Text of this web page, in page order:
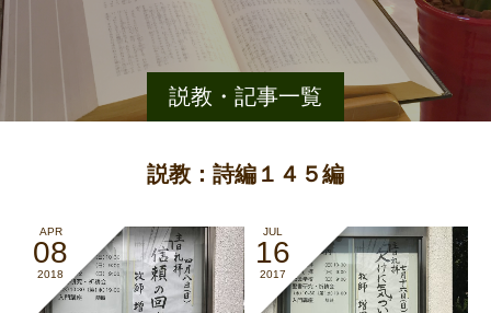
説教・記事一覧
説教：詩編１４５編
APR
08
2018
JUL
16
2017